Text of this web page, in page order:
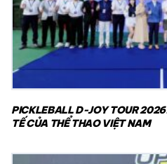
PICKLEBALL D-JOY TOUR
TẾ CỦA THỂ THAO VIỆT NAM